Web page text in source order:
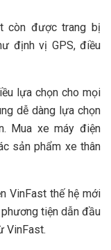
còn được trang bị
định vị GPS, điều
lựa chọn cho mọi
dễ dàng lựa chọn
Mua xe máy điện
sản phẩm xe thân
VinFast thế hệ mới
tiện dẫn đầu
VinFast.